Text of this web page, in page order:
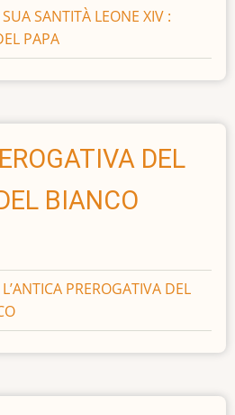
SUA SANTITÀ LEONE XIV :
PAPA
DEL
BIANCO
L’ANTICA PREROGATIVA DEL